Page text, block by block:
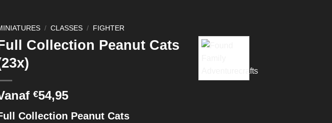
/ CLASSES / FIGHTER
Collection Peanut Cats
€54,95
Collection Peanut Cats